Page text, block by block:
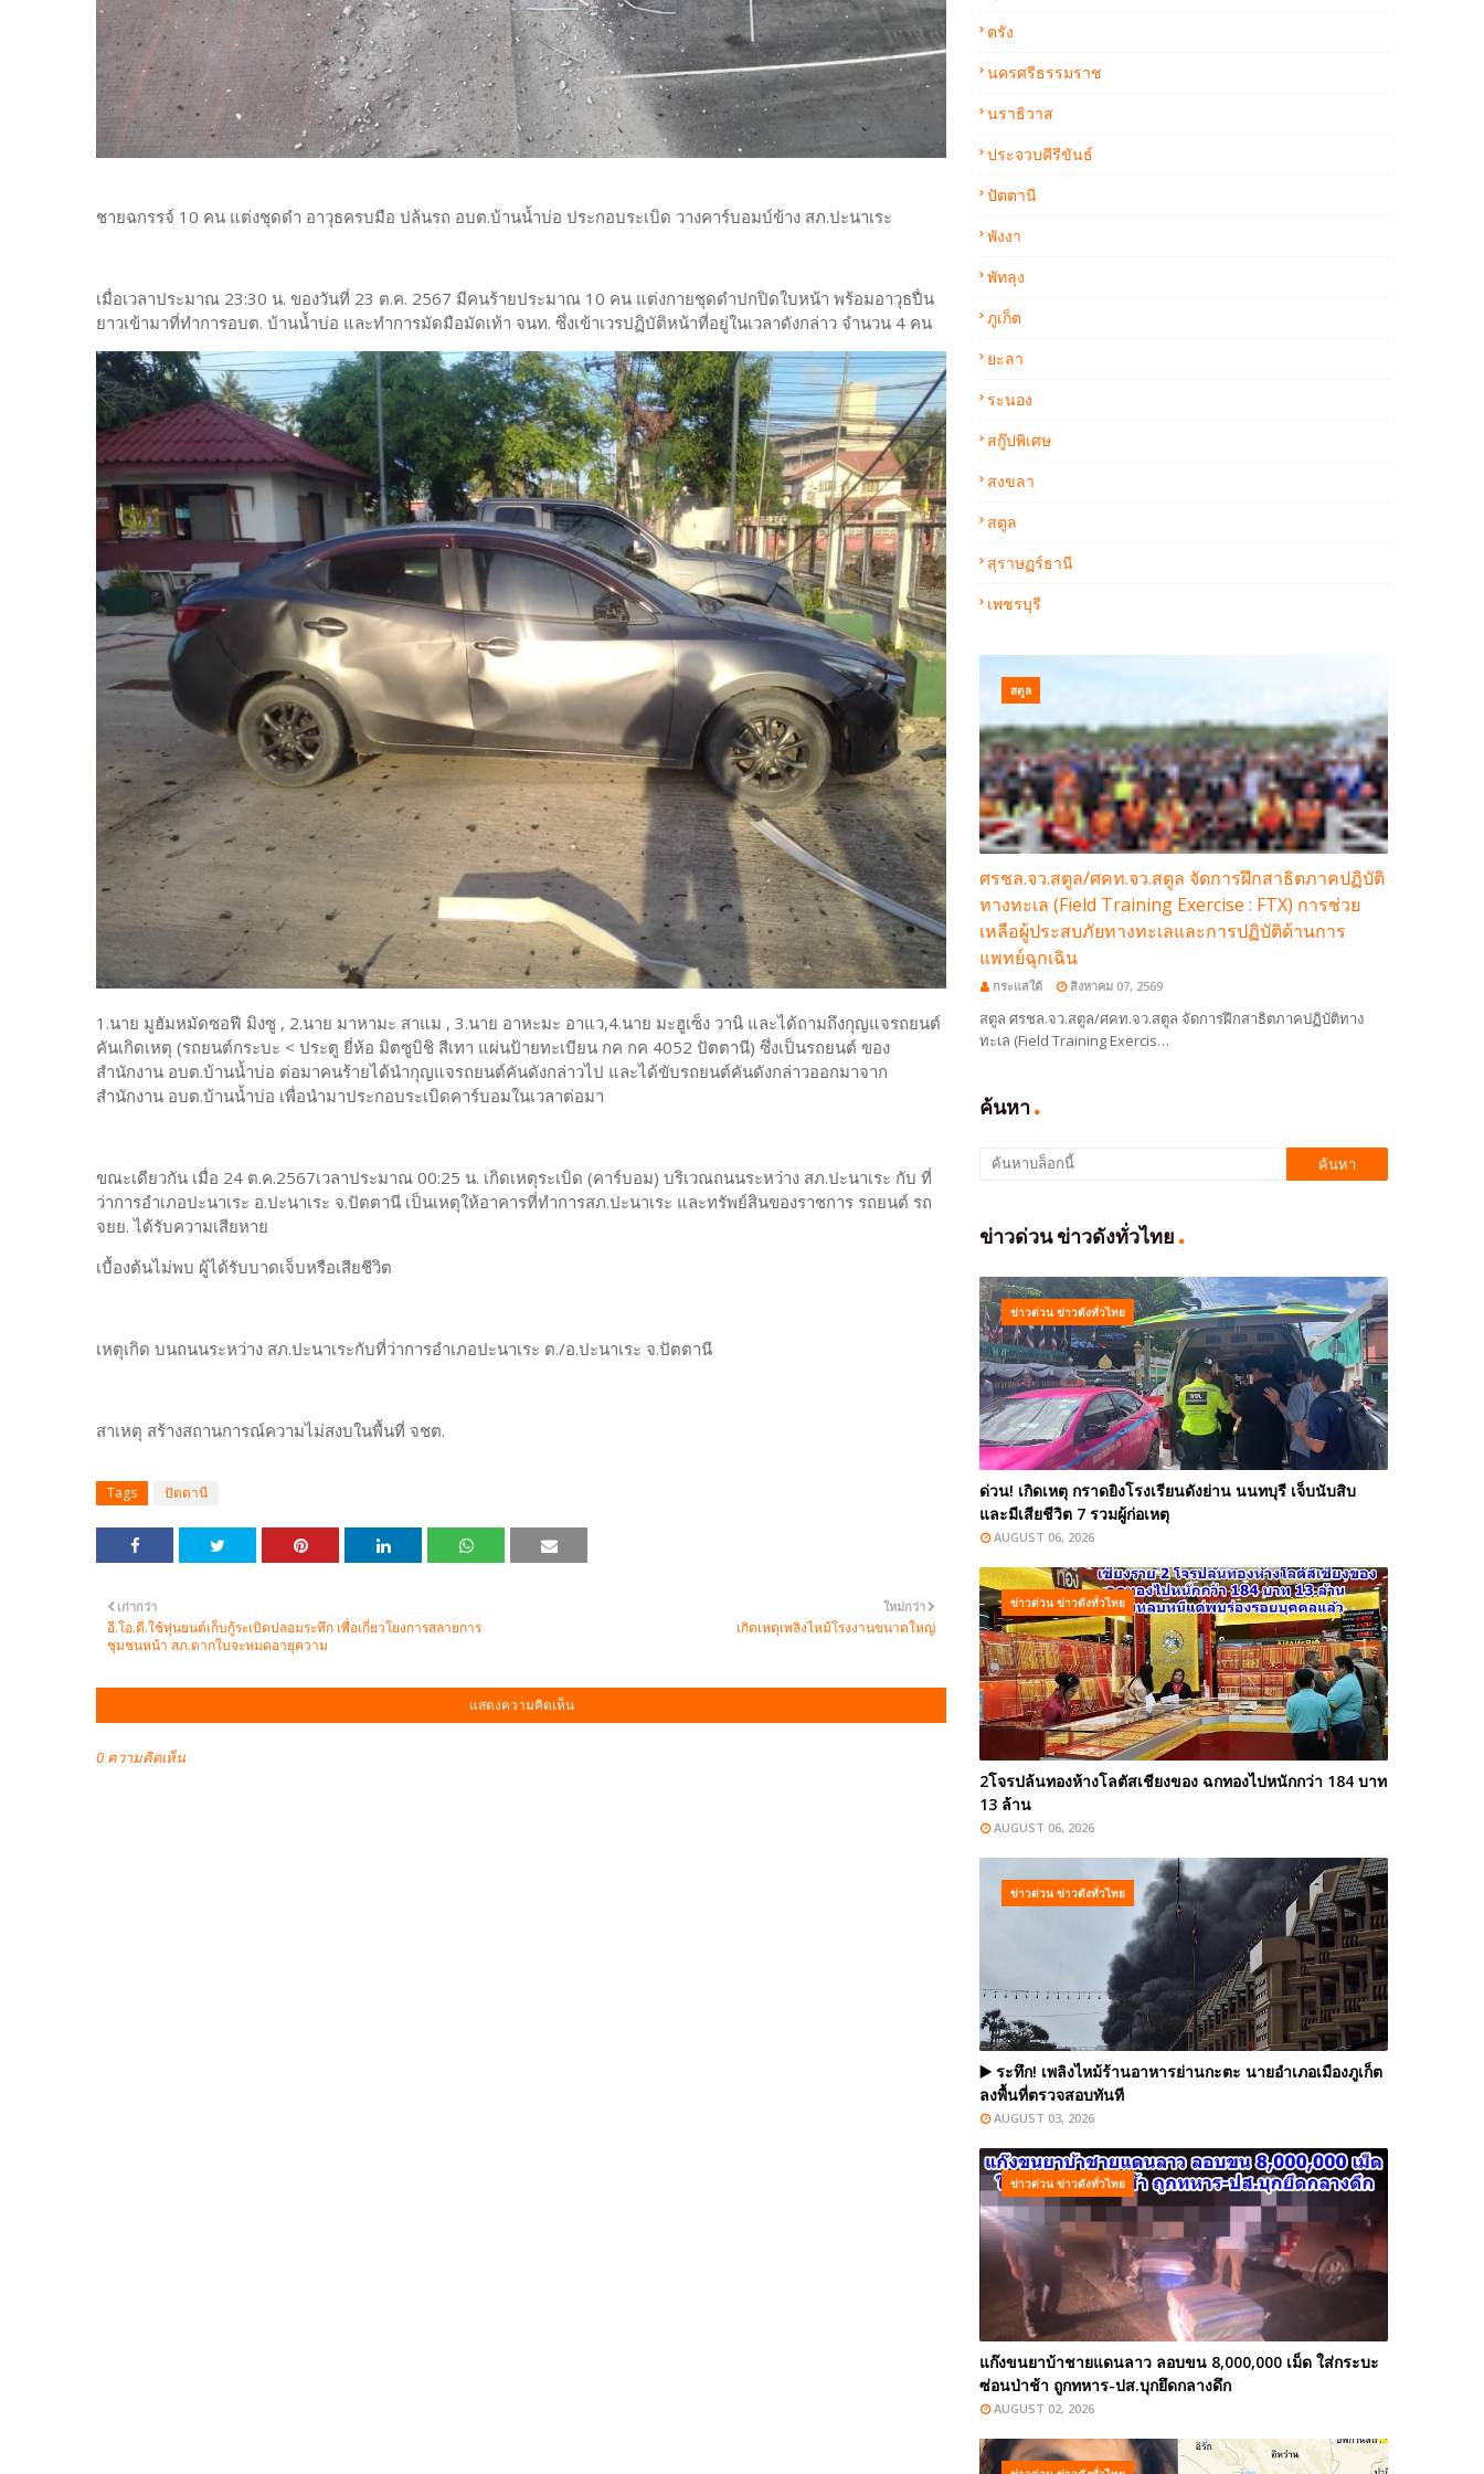
ชายฉกรรจ์ 10 คน แต่งชุดดำ อาวุธครบมือ ปล้นรถ อบต.บ้านน้ำบ่อ ประกอบระเบิด วางคาร์บอมบ์ข้าง สภ.ปะนาเระ
เมื่อเวลาประมาณ 23:30 น. ของวันที่ 23 ต.ค. 2567 มีคนร้ายประมาณ 10 คน แต่งกายชุดดำปกปิดใบหน้า พร้อมอาวุธปื่น
ยาวเข้ามาที่ทำการอบต. บ้านน้ำบ่อ และทำการมัดมือมัดเท้า จนท. ซึ่งเข้าเวรปฏิบัติหน้าที่อยู่ในเวลาดังกล่าว จำนวน 4 คน
1.นาย มูฮัมหมัดซอฟี มิงซู , 2.นาย มาหามะ สาแม , 3.นาย อาหะมะ อาแว,4.นาย มะฮูเซ็ง วานิ และได้ถามถึงกุญแจรถยนต์
คันเกิดเหตุ (รถยนต์กระบะ < ประตู ยี่ห้อ มิตซูบิชิ สีเทา แผ่นป้ายทะเบียน กค กค 4052 ปัตตานี) ซึ่งเป็นรถยนต์ ของ
สำนักงาน อบต.บ้านน้ำบ่อ ต่อมาคนร้ายได้นำกุญแจรถยนต์คันดังกล่าวไป และได้ขับรถยนต์คันดังกล่าวออกมาจาก
สำนักงาน อบต.บ้านน้ำบ่อ เพื่อนำมาประกอบระเบิดคาร์บอมในเวลาต่อมา
ขณะเดียวกัน เมื่อ 24 ต.ค.2567เวลาประมาณ 00:25 น. เกิดเหตุระเบิด (คาร์บอม) บริเวณถนนระหว่าง สภ.ปะนาเระ กับ ที่
ว่าการอำเภอปะนาเระ อ.ปะนาเระ จ.ปัตตานี เป็นเหตุให้อาคารที่ทำการสภ.ปะนาเระ และทรัพย์สินของราชการ รถยนต์ รถ
จยย. ได้รับความเสียหาย
เบื้องต้นไม่พบ ผู้ได้รับบาดเจ็บหรือเสียชีวิต
เหตุเกิด บนถนนระหว่าง สภ.ปะนาเระกับที่ว่าการอำเภอปะนาเระ ต./อ.ปะนาเระ จ.ปัตตานี
สาเหตุ สร้างสถานการณ์ความไม่สงบในพื้นที่ จชต.
Tags ปัตตานี
ใหม่กว่า
เกิดเหตุเพลิงไหม้โรงงานขนาดใหญ่
เก่ากว่า
อี.โอ.ดี.ใช้หุ่นยนต์เก็บกู้ระเบิดปลอมระทึก เพื่อเกี่ยวโยงการสลายการ
ชุมชนหน้า สภ.ตากใบจะหมดอายุความ
แสดงความคิดเห็น
0 ความคิดเห็น
ตรัง
นครศรีธรรมราช
นราธิวาส
ประจวบคีรีขันธ์
ปัตตานี
พังงา
พัทลุง
ภูเก็ต
ยะลา
ระนอง
สกู๊ปพิเศษ
สงขลา
สตูล
สุราษฏร์ธานี
เพชรบุรี
สตูล
ศรชล.จว.สตูล/ศคท.จว.สตูล จัดการฝึกสาธิตภาคปฏิบัติ
ทางทะเล (Field Training Exercise : FTX) การช่วย
เหลือผู้ประสบภัยทางทะเลและการปฏิบัติด้านการ
แพทย์ฉุกเฉิน
กระแสใต้ สิงหาคม 07, 2569
สตูล ศรชล.จว.สตูล/ศคท.จว.สตูล จัดการฝึกสาธิตภาคปฏิบัติทาง
ทะเล (Field Training Exercis…
ค้นหา
ข่าวด่วน ข่าวดังทั่วไทย
ข่าวด่วน ข่าวดังทั่วไทย
ด่วน! เกิดเหตุ กราดยิงโรงเรียนดังย่าน นนทบุรี เจ็บนับสิบ
และมีเสียชีวิต 7 รวมผู้ก่อเหตุ
AUGUST 06, 2026
ข่าวด่วน ข่าวดังทั่วไทย
2โจรปล้นทองห้างโลตัสเชียงของ ฉกทองไปหนักกว่า 184 บาท
13 ล้าน
AUGUST 06, 2026
ข่าวด่วน ข่าวดังทั่วไทย
▶️ ระทึก! เพลิงไหม้ร้านอาหารย่านกะตะ นายอำเภอเมืองภูเก็ต
ลงพื้นที่ตรวจสอบทันที
AUGUST 03, 2026
ข่าวด่วน ข่าวดังทั่วไทย
แก๊งขนยาบ้าชายแดนลาว ลอบขน 8,000,000 เม็ด ใส่กระบะ
ซ่อนป่าช้า ถูกทหาร-ปส.บุกยึดกลางดึก
AUGUST 02, 2026